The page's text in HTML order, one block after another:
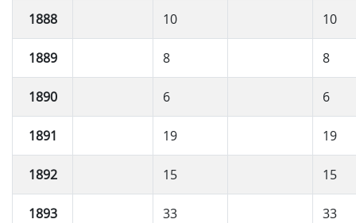
1888 10 10
1889 8 8
1890 6 6
1891 19 19
1892 15 15
1893 33 33